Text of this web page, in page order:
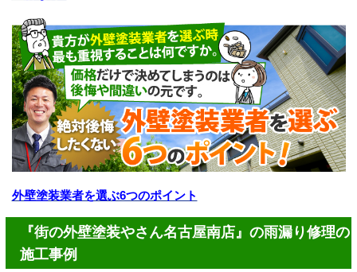
外壁塗装業者を選ぶ6つのポイント
『街の外壁塗装やさん名古屋南店』の雨漏り修理の
施工事例